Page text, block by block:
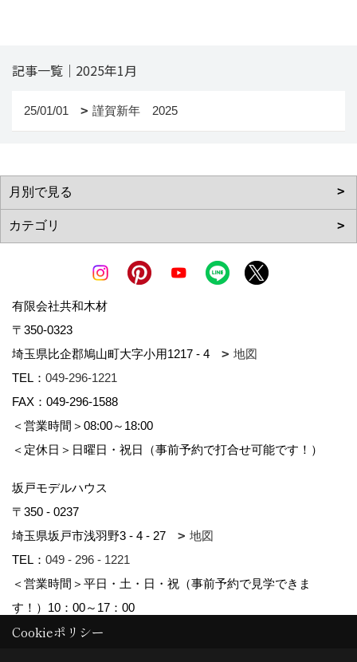
記事一覧｜2025年1月
25/01/01 謹賀新年 2025
有限会社共和木材
〒350-0323
埼玉県比企郡鳩山町大字小用1217 - 4
地図
TEL： 049-296-1221
FAX：049-296-1588
＜営業時間＞08:00～18:00
＜定休日＞日曜日・祝日（事前予約で打合せ可能です！）
坂戸モデルハウス
〒350 - 0237
埼玉県坂戸市浅羽野3 - 4 - 27
地図
TEL： 049 - 296 - 1221
＜営業時間＞平日・土・日・祝（事前予約で見学できま
す！）10：00～17：00
Cookieポリシー